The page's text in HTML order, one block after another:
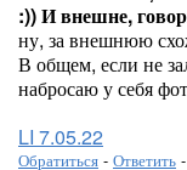
:)) И внешне,
ну, за внешнюю
В общем, если не
набросаю у себя
LI 7.05.22
Обратиться - Ответить -